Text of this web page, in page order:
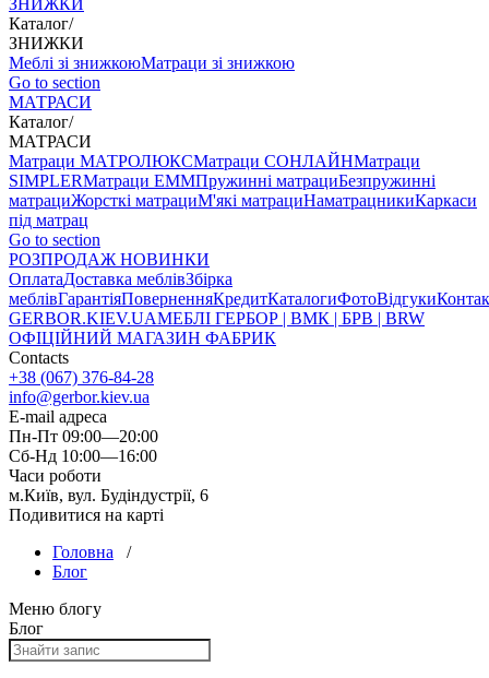
ЗНИЖКИ
Каталог/
ЗНИЖКИ
Меблі зі знижкоюМатраци зі знижкою
Go to section
МАТРАСИ
Каталог/
МАТРАСИ
Матраци МАТРОЛЮКСМатраци СОНЛАЙНМатраци
SIMPLERМатраци ЕММПружинні матрациБезпружинні
матрациЖорсткі матрациМ'які матрациНаматрацникиКаркаси
під матрац
Go to section
РОЗПРОДАЖ НОВИНКИ
ОплатаДоставка меблівЗбірка
меблівГарантіяПоверненняКредитКаталогиФотоВідгуки
GERBOR.KIEV.UAМЕБЛI ГЕРБОР | ВМК | БРВ | BRW
ОФІЦІЙНИЙ МАГАЗИН ФАБРИК
Contacts
+38 (067) 376-84-28
info@gerbor.kiev.ua
E-mail адреса
Пн-Пт 09:00—20:00
Сб-Нд 10:00—16:00
Часи роботи
м.Київ, вул. Будіндустрії, 6
Подивитися на карті
Головна /
Блог
Меню блогу
Блог